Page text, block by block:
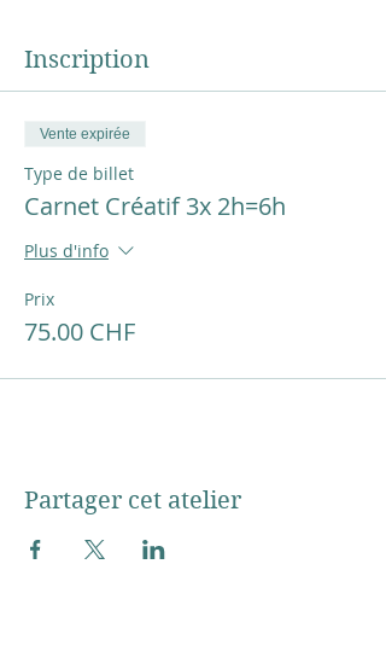
Me dire les dates où vous venez: début le
3 novembre, fin le 15 décembre 2020.
sylvie.saucier@couleursasoi.ch ou au 079
639 51 50
CGV conditions générales de vente
Inscription
Vente expirée
Type de billet
Carnet Créatif 3x 2h=6h
Plus d'info
Prix
75.00 CHF
Partager cet atelier